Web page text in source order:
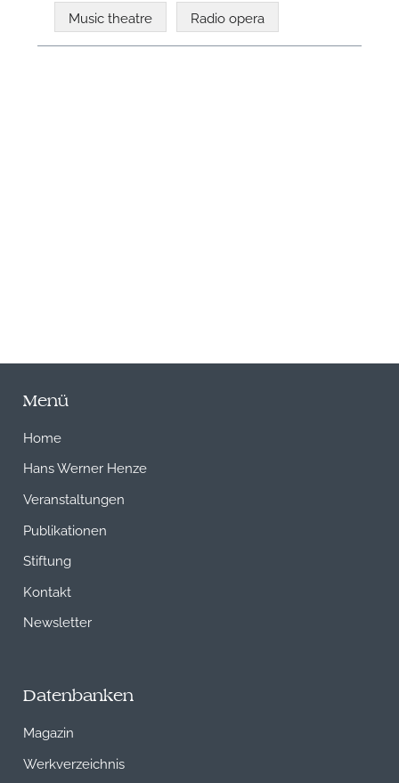
Music theatre Radio opera
Menü
Home
Hans Werner Henze
Veranstaltungen
Publikationen
Stiftung
Kontakt
Newsletter
Datenbanken
Magazin
Werkverzeichnis